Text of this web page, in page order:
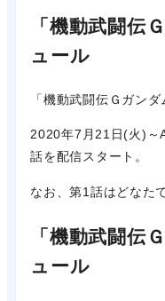
「機動武闘伝
ュール
「機動武闘伝Ｇガンダ
2020年7月21日(火)～
話を配信スタート。
なお、第1話はどなた
「機動武闘伝
ュール